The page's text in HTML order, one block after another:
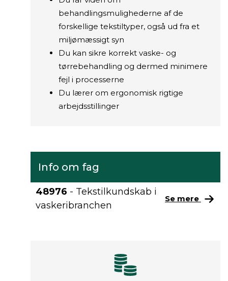
behandlingsmulighederne af de
forskellige tekstiltyper, også ud fra et
miljømæssigt syn
Du kan sikre korrekt vaske- og
tørrebehandling og dermed minimere
fejl i processerne
Du lærer om ergonomisk rigtige
arbejdsstillinger
Info om fag
48976 - Tekstilkundskab i
vaskeribranchen
Se mere